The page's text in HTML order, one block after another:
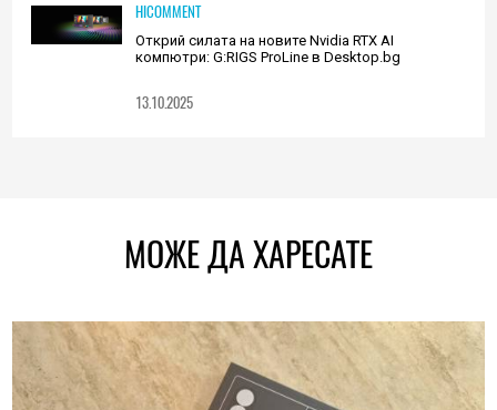
HICOMMENT
Открий силата на новите Nvidia RTX AI
компютри: G:RIGS ProLine в Desktop.bg
13.10.2025
МОЖЕ ДА ХАРЕСАТЕ